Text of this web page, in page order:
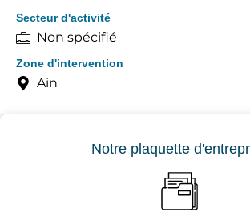
Secteur d'activité
Non spécifié
Zone d'intervention
Ain
Notre plaquette